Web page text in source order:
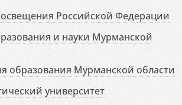
Российской Федерации
и науки Мурманской
образования Мурманской области
университет